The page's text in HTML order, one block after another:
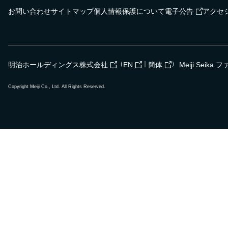
お問い合わせサイトマップ個人情報保護について電子公告 アクセ
明治ホールディングス株式会社 （ EN 簡体 ） Meiji Seika フ
Copyright Meiji Co., Ltd. All Rights Reserved.